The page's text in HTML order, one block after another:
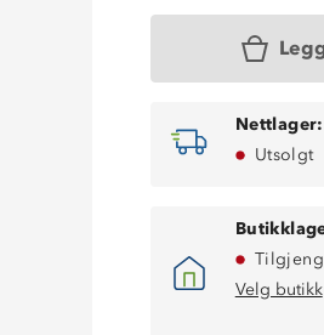
Nettlager:
Utsolgt
Velg butikk